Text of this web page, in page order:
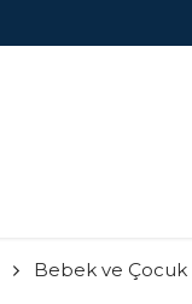
Bebek ve Çocuk